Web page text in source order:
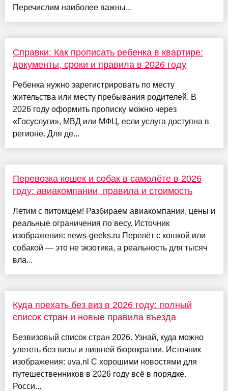
Перечислим наиболее важны...
Справки: Как прописать ребенка в квартире:
документы, сроки и правила в 2026 году
Ребенка нужно зарегистрировать по месту
жительства или месту пребывания родителей. В
2026 году оформить прописку можно через
«Госуслуги», МВД или МФЦ, если услуга доступна в
регионе. Для де...
Перевозка кошек и собак в самолёте в 2026
году: авиакомпании, правила и стоимость
Летим с питомцем! Разбираем авиакомпании, цены и
реальные ограничения по весу. Источник
изображения: news-geeks.ru Перелёт с кошкой или
собакой — это не экзотика, а реальность для тысяч
вла...
Куда поехать без виз в 2026 году: полный
список стран и новые правила въезда
Безвизовый список стран 2026. Узнай, куда можно
улететь без визы и лишней бюрократии. Источник
изображения: uva.nl С хорошими новостями для
путешественников в 2026 году всё в порядке.
Росси...